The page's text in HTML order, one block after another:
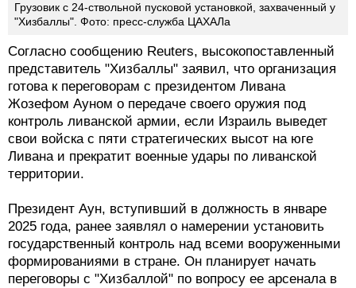
Грузовик с 24-ствольной пусковой установкой, захваченный у
"Хизбаллы". Фото: пресс-служба ЦАХАЛа
Согласно сообщению Reuters, высокопоставленный
представитель "Хизбаллы" заявил, что организация
готова к переговорам с президентом Ливана
Жозефом Ауном о передаче своего оружия под
контроль ливанской армии, если Израиль выведет
свои войска с пяти стратегических высот на юге
Ливана и прекратит военные удары по ливанской
территории.
Президент Аун, вступивший в должность в январе
2025 года, ранее заявлял о намерении установить
государственный контроль над всеми вооруженными
формированиями в стране. Он планирует начать
переговоры с "Хизбаллой" по вопросу ее арсенала в